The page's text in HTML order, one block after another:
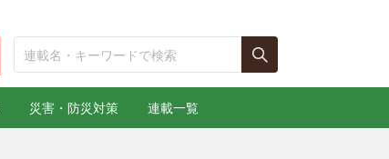
災害・防災対策 連載一覧